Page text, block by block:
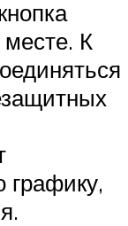
К
графику,